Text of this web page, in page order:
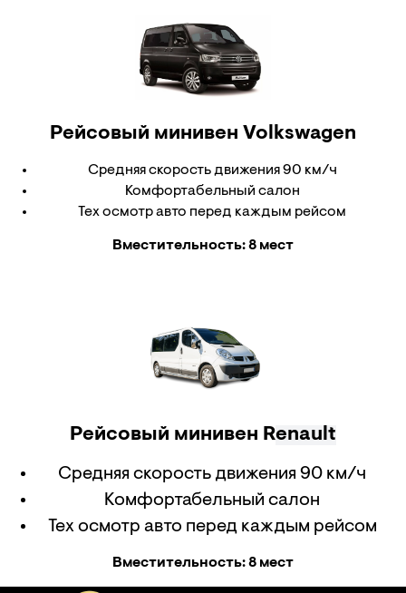
Рейсовый минивен Volkswagen
Средняя скорость движения 90 км/ч
Комфортабельный салон
Тех осмотр авто перед каждым рейсом
Вместительность: 8 мест
Рейсовый минивен Renault
Средняя скорость движения 90 км/ч
Комфортабельный салон
Тех осмотр авто перед каждым рейсом
Вместительность: 8 мест